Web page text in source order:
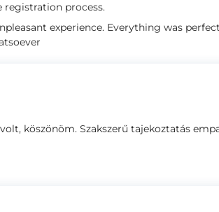
process.
experience. Everything was
köszönöm. Szakszerű tajekoztatás